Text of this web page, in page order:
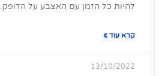
להיות כל הזמן עם האצבע על הדופק.
קרא עוד »
13/10/2022